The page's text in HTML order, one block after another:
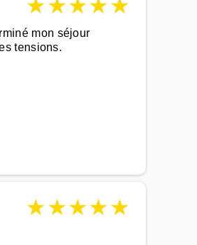
★★★★★
mon séjour
tensions.
★★★★★